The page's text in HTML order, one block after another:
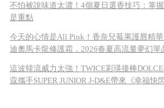
不怕被說味道太濃！4個夏日選香技巧：掌
是重點
今天的心情是All Pink！香奈兒莓果護唇精華
迪奧馬卡龍修護霜，2026春夏高流量夢幻單
這波韓流威力太強！TWICE彩瑛接棒
蔻攜手SUPER JUNIOR J-D&E帶來《幸福快